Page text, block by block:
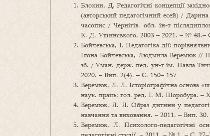
Блохин, Д. Редагогічні концепції
(авторський педагогічний есей) /
часопис / Чернігів. обл. ін-т
К. Д. Ушинського, 2003 – 2021. – № 48.–
Бойчевська, І. Педагогіка дії:
Ілона Бойчевська, Людмила Веремюк //
зб. / Уман. держ. пед. ун-т ім. Павла
2020. – Вип. 2(4). – С. 150– 157
Веремюк, Л. Л. Історіографічна основа
наук. праць; гол. ред. І. М. Шоробура.
Веремюк, Л. Л. Образ дитини у
навчання та виховання. – 2011. – Вип.
Веремюк, Л. Психолого-педагогічні